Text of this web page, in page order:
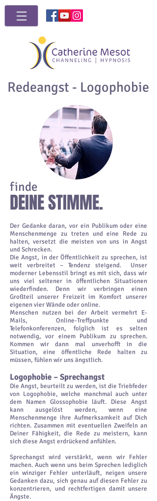
Redeangst - Logophobie
finde
DEINE STIMME.
Der Gedanke daran, vor ein Publikum oder eine
Menschenmenge zu treten und eine Rede zu
halten, versetzt die meisten von uns in Angst
und Schrecken.
Die Angst, in der Öffentlichkeit zu sprechen, ist
weit verbreitet – Tendenz steigend. Unser
moderner Lebensstil bringt es mit sich, dass wir
uns viel seltener in öffentlichen Situationen
wiederfinden. Denn wir verbringen einen
Großteil unserer Freizeit im Komfort unserer
eigenen vier Wände oder online.
Menschen nutzen bei der Arbeit vermehrt E-
Mails, Online-Treffpunkte und
Telefonkonferenzen, folglich ist es selten
notwendig, vor einem Publikum zu sprechen.
Kommen wir dann mal unverhofft in die
Situation, eine öffentliche Rede halten zu
müssen, fühlen wir uns ängstlich.
Logophobie – Sprechangst
Die Angst, beurteilt zu werden, ist die Triebfeder
von Logophobie, welche manchmal auch unter
dem Namen Glossophobie läuft. Diese Angst
kann ausgelöst werden, wenn eine
Menschenmenge ihre Aufmerksamkeit auf Dich
richten. Zusammen mit eventuellen Zweifeln an
Deiner Fähigkeit, die Rede zu meistern, kann
sich diese Angst erdrückend anfühlen.
Sprechangst wird verstärkt, wenn wir Fehler
machen. Auch wenn uns beim Sprechen lediglich
ein winziger Fehler unterläuft, neigen unsere
Gedanken dazu, sich genau auf diesen Fehler zu
konzentrieren, und rechtfertigen damit unsere
Ängste.